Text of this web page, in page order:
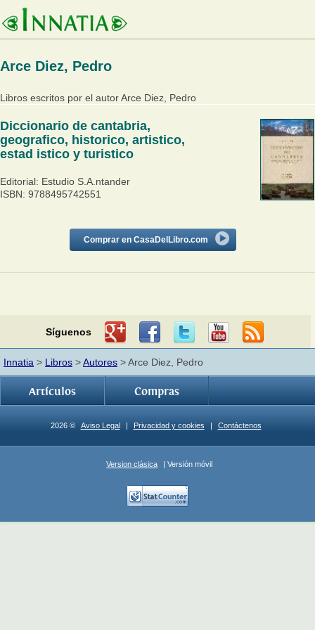
Arce Diez, Pedro
Libros escritos por el autor Arce Diez, Pedro
Diccionario de cantabria,
geografico, historico, artistico,
estad istico y turistico
Editorial: Estudio S.A.ntander
ISBN: 9788495742551
Comprar en CasaDelLibro.com
Síguenos
Innatia > Libros >Autores > Arce Diez, Pedro
Artículos Compras
2026 © Aviso Legal | Privacidad y cookies | Contáctenos
Version clásica | Versión móvil